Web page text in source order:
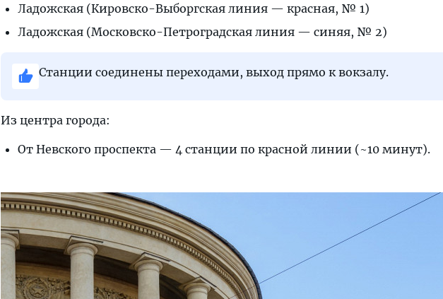
Ладожская (Кировско-Выборгская линия — красная, № 1)
Ладожская (Московско-Петроградская линия — синяя, № 2)
Станции соединены переходами, выход прямо к вокзалу.
Из центра города:
От Невского проспекта — 4 станции по красной линии (~10 минут).